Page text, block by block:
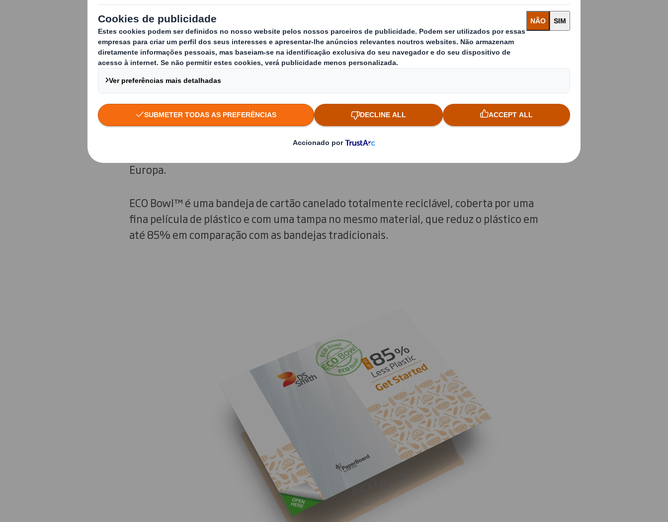
Dado que os consumidores continuam a defender a sustentabilidade, as marcas e as
empresas encontram-se cada vez mais mergulhadas na era do consumidor movido por
valores e dos compradores que procuram, incansavelmente, adquirir produtos que
não tenham um impacto negativo no meio ambiente.
Na procura de soluções mais sustentáveis, a MULTIVAC e a DS Smith juntaram-se para
desenvolver e produzir ECO Bowl™ - uma solução inovadora para alimentos frescos
embalados em atmosfera modificada, produzida à base de cartão canelado. A DS Smith
e a MULTIVAC, criaram uma parceria estratégica para garantir a máxima escalabilidade
Europa.
ECO Bowl™ é uma bandeja de cartão canelado totalmente reciclável, coberta por uma
fina película de plástico e com uma tampa no mesmo material, que reduz o plástico em
até 85% em comparação com as bandejas tradicionais.